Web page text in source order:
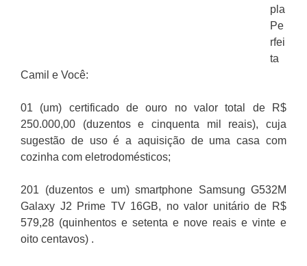
pla
Pe
rfei
ta
Camil e Você:
01 (um) certificado de ouro no valor total de R$
250.000,00 (duzentos e cinquenta mil reais), cuja
sugestão de uso é a aquisição de uma casa com
cozinha com eletrodomésticos;
201 (duzentos e um) smartphone Samsung G532M
Galaxy J2 Prime TV 16GB, no valor unitário de R$
579,28 (quinhentos e setenta e nove reais e vinte e
oito centavos) .